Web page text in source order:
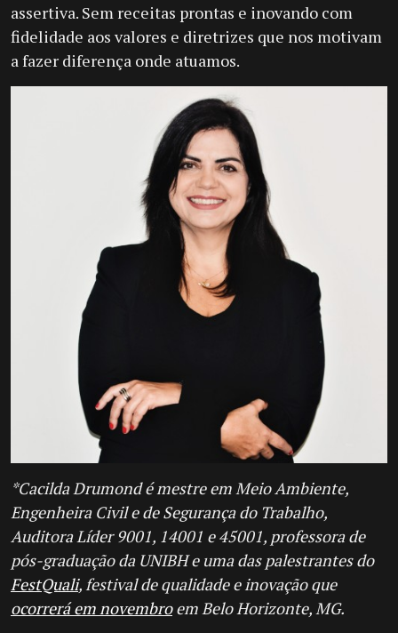
assertiva. Sem receitas prontas e inovando com
fidelidade aos valores e diretrizes que nos motivam
a fazer diferença onde atuamos.
*Cacilda Drumond é mestre em Meio Ambiente,
Engenheira Civil e de Segurança do Trabalho,
Auditora Líder 9001, 14001 e 45001, professora de
pós-graduação da UNIBH e uma das palestrantes do
FestQuali, festival de qualidade e inovação que
ocorrerá em novembroem Belo Horizonte, MG.